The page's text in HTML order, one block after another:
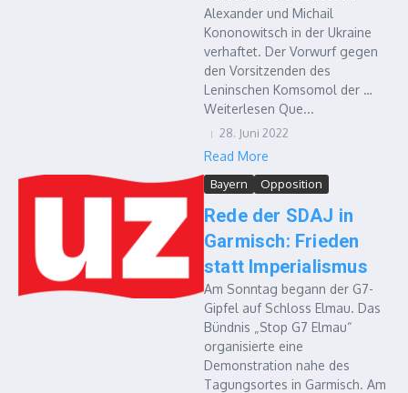
Alexander und Michail
Kononowitsch in der Ukraine
verhaftet. Der Vorwurf gegen
den Vorsitzenden des
Leninschen Komsomol der …
Weiterlesen Que...
28. Juni 2022
Read More
Bayern Opposition
Rede der SDAJ in
Garmisch: Frieden
statt Imperialismus
Am Sonntag begann der G7-
Gipfel auf Schloss Elmau. Das
Bündnis „Stop G7 Elmau“
organisierte eine
Demonstration nahe des
Tagungsortes in Garmisch. Am